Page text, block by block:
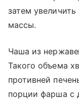
затем
массы.
Чаша из
Такого объема
противней
порции фарша с